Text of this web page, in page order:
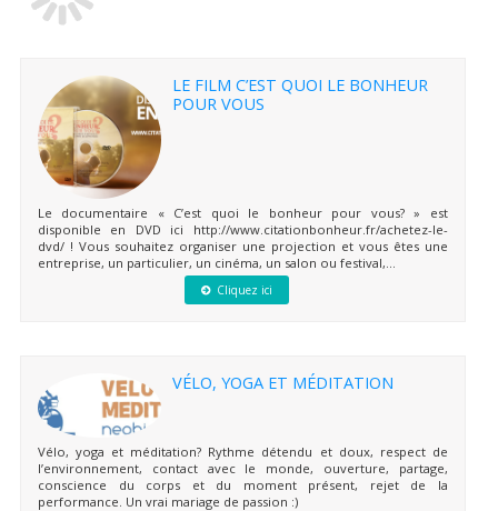
LE FILM C’EST QUOI LE BONHEUR
POUR VOUS
Le documentaire « C’est quoi le bonheur pour vous? » est
disponible en DVD ici http://www.citationbonheur.fr/achetez-le-
dvd/ ! Vous souhaitez organiser une projection et vous êtes une
entreprise, un particulier, un cinéma, un salon ou festival,...
Cliquez ici
VÉLO, YOGA ET MÉDITATION
Vélo, yoga et méditation? Rythme détendu et doux, respect de
l’environnement, contact avec le monde, ouverture, partage,
conscience du corps et du moment présent, rejet de la
performance. Un vrai mariage de passion :)